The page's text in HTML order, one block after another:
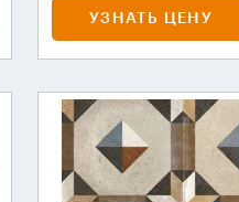
УЗНАТЬ ЦЕНУ